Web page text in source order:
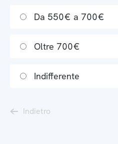
Da 550€ a 700€
Oltre 700€
Indifferente
Indietro